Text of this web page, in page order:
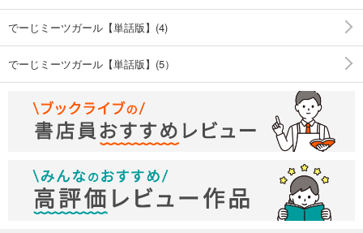
でーじミーツガール【単話版】(4)
でーじミーツガール【単話版】(5）